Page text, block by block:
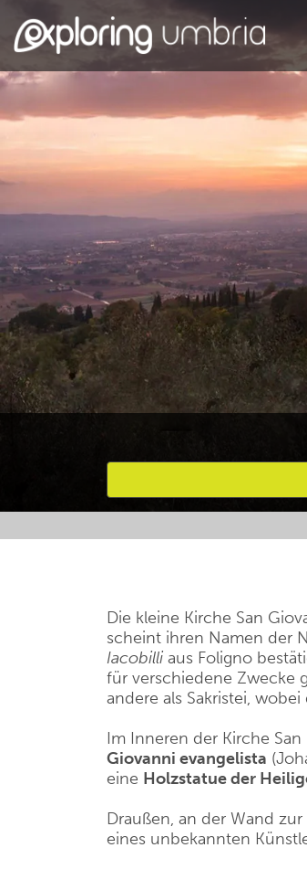
Bevorzugte
Die kleine Kirche San
scheint ihren Namen der
Iacobilli aus Foligno
für verschiedene Zwecke
andere als Sakristei,
Im Inneren der Kirche
Giovanni evangelista
eine Holzstatue der
Draußen, an der Wand zur
eines unbekannten